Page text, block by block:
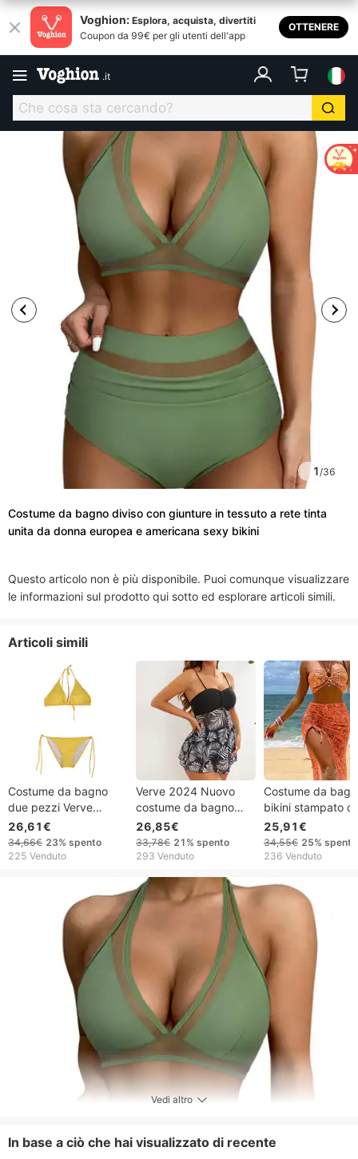
Voghion: Esplora, acquista, divertiti
Coupon da 99€ per gli utenti dell'app
OTTENERE
.it
1/36
Costume da bagno diviso con giunture in tessuto a rete tinta
unita da donna europea e americana sexy bikini
Questo articolo non è più disponibile. Puoi comunque visualizzare
le informazioni sul prodotto qui sotto ed esplorare articoli simili.
Articoli simili
Costume da bagno
due pezzi Verve
Minimalist Sexy Tinta
Unita con laccetti e
bikini per donna
26,61€
34,66€ 23% spento
225 Venduto
Verve 2024 Nuovo
costume da bagno
premaman con gonna
aderente e copertura
per la pancia, bikini da
26,85€
33,78€ 21% spento
293 Venduto
Costume da
bikini stampato
spalline e spalline
sottili, sexy da
Verve, tre pezzi
25,91€
34,55€ 25% spento
236 Venduto
Vedi altro
In base a ciò che hai visualizzato di recente